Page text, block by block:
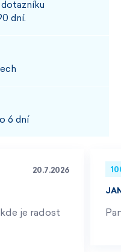
dní.
6 dní
20.7.2026
je radost